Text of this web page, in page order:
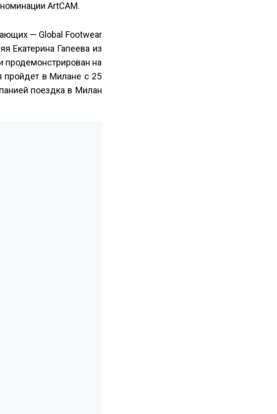
ArtCAM.
— Global Footwear
Екатерина Гапеева из
продемонстрирован на
пройдет в Милане с 25
поездка в Милан